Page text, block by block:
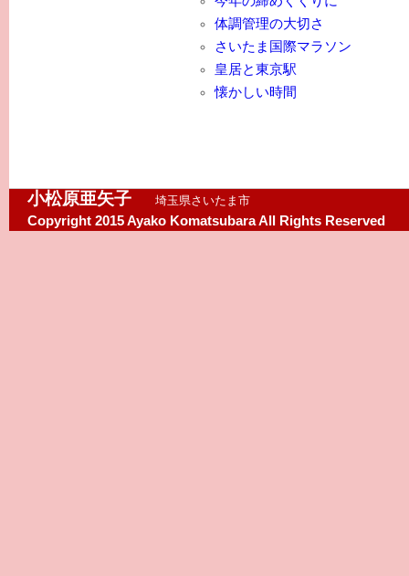
体調管理の大切さ
さいたま国際マラソン
皇居と東京駅
懐かしい時間
小松原亜矢子 埼玉県さいたま市
Copyright 2015 Ayako Komatsubara All Rights Reserved